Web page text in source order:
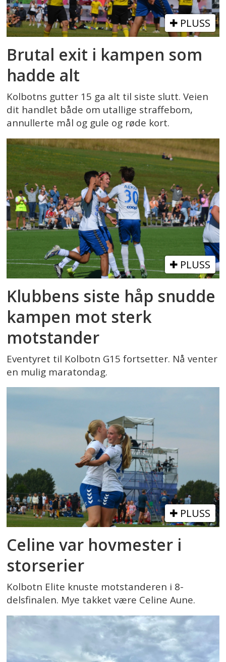
PLUSS
Brutal exit i kampen som
hadde alt
Kolbotns gutter 15 ga alt til siste slutt. Veien
dit handlet både om utallige straffebom,
annullerte mål og gule og røde kort.
PLUSS
Klubbens siste håp snudde
kampen mot sterk
motstander
Eventyret til Kolbotn G15 fortsetter. Nå venter
en mulig maratondag.
PLUSS
Celine var hovmester i
storserier
Kolbotn Elite knuste motstanderen i 8-
delsfinalen. Mye takket være Celine Aune.